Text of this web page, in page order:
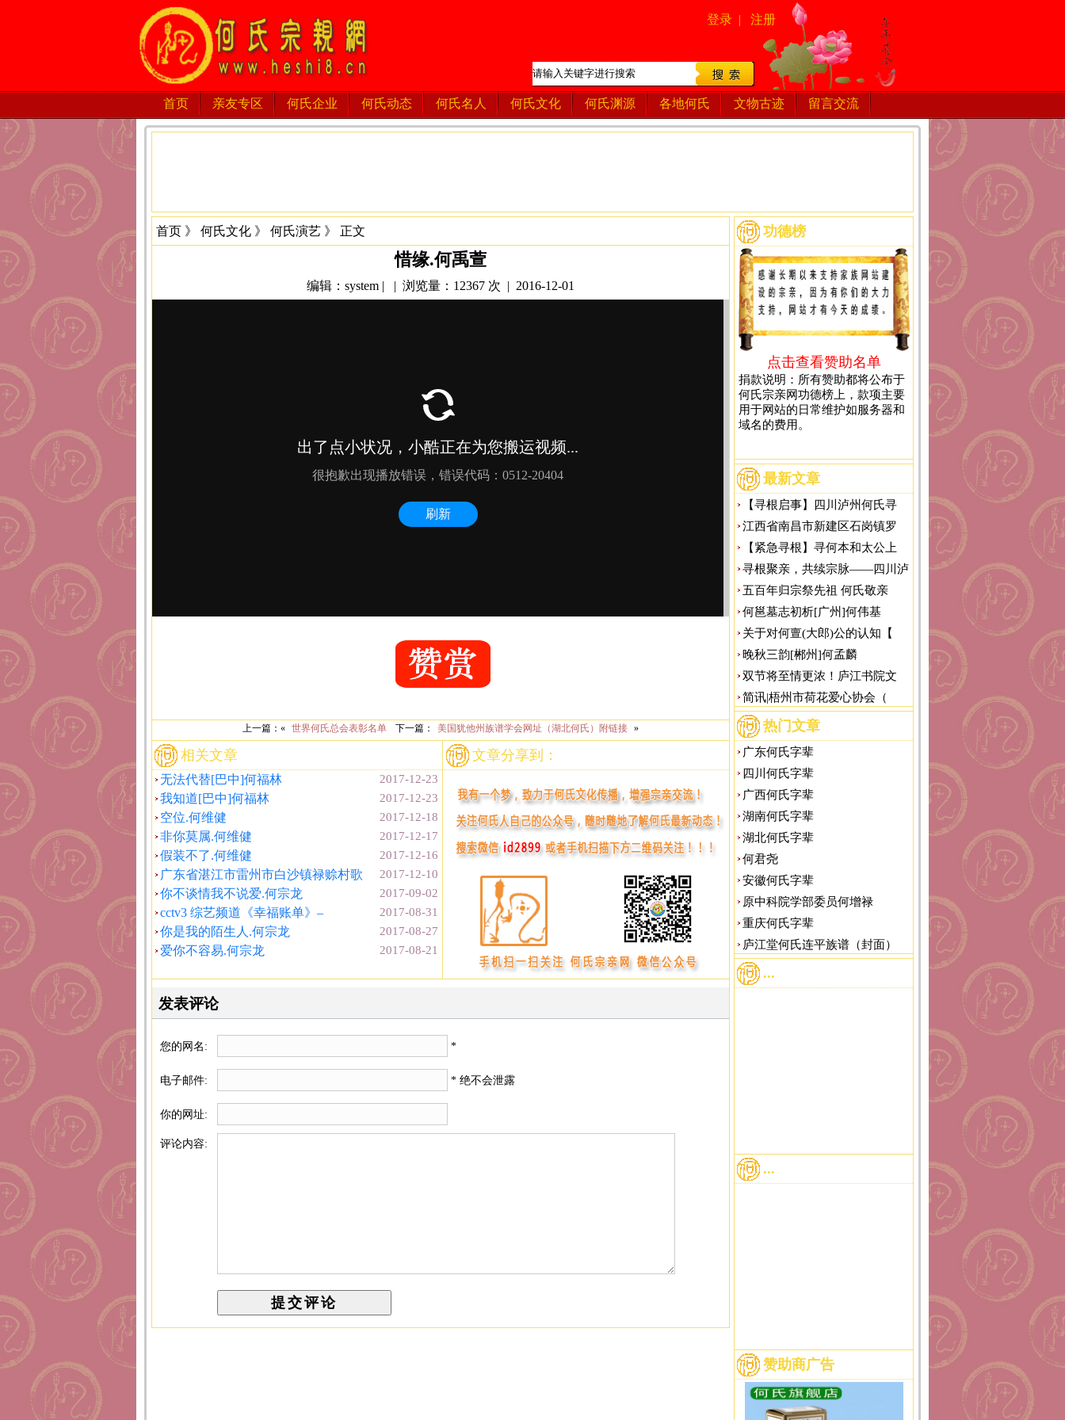
登录 | 注册
首页 亲友专区 何氏企业 何氏动态 何氏名人 何氏文化 何氏渊源 各地何氏 文物古迹 留言交流
首页 》 何氏文化 》 何氏演艺 》 正文
惜缘.何禹萱
编辑：system | | 浏览量：12367 次 | 2016-12-01
上一篇：« 世界何氏总会表彰名单 下一篇： 美国犹他州族谱学会网址（湖北何氏）附链接 »
相关文章
2017-12-23
无法代替[巴中]何福林
2017-12-23
我知道[巴中]何福林
2017-12-18
空位.何维健
2017-12-17
非你莫属.何维健
2017-12-16
假装不了.何维健
2017-12-10
广东省湛江市雷州市白沙镇禄赊村歌
2017-09-02
你不谈情我不说爱.何宗龙
2017-08-31
cctv3 综艺频道《幸福账单》–
2017-08-27
你是我的陌生人.何宗龙
2017-08-21
爱你不容易.何宗龙
文章分享到：
发表评论
您的网名: *
电子邮件: * 绝不会泄露
你的网址:
评论内容:
功德榜
点击查看赞助名单
捐款说明：所有赞助都将公布于
何氏宗亲网功德榜上，款项主要
用于网站的日常维护如服务器和
域名的费用。
最新文章
【寻根启事】四川泸州何氏寻
江西省南昌市新建区石岗镇罗
【紧急寻根】寻何本和太公上
寻根聚亲，共续宗脉——四川泸
五百年归宗祭先祖 何氏敬亲
何邕墓志初析[广州]何伟基
关于对何亶(大郎)公的认知【
晚秋三韵[郴州]何孟麟
双节将至情更浓！庐江书院文
简讯|梧州市荷花爱心协会（
热门文章
广东何氏字辈
四川何氏字辈
广西何氏字辈
湖南何氏字辈
湖北何氏字辈
何君尧
安徽何氏字辈
原中科院学部委员何增禄
重庆何氏字辈
庐江堂何氏连平族谱（封面）
...
...
赞助商广告